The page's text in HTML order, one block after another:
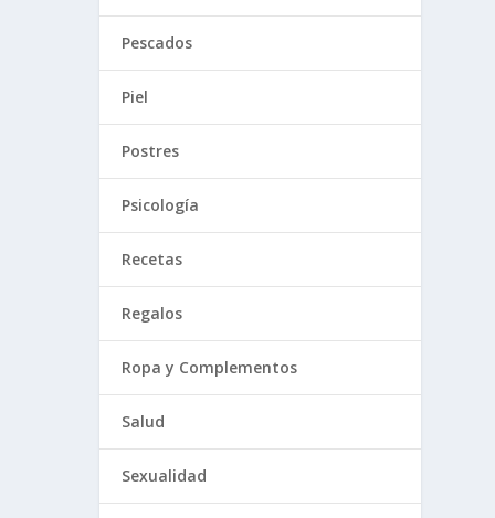
Pescados
Piel
Postres
Psicología
Recetas
Regalos
Ropa y Complementos
Salud
Sexualidad